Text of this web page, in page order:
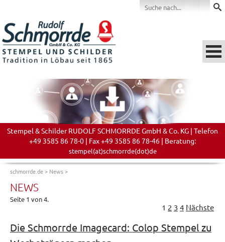
Stempel & Schilder RUDOLF SCHMORRDE GmbH & Co. KG | Telefon
+49 3585 86 78-0 | Fax +49 3585 86 78-46 | Beratung:
stempel(at)schmorrde(dot)de
schmorrde.de> News>
NEWS
Seite 1 von 4.
1 2 3 4 Nächste
Die Schmorrde Imagecard: Colop Stempel zu